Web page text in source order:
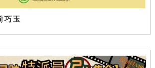
巧玉